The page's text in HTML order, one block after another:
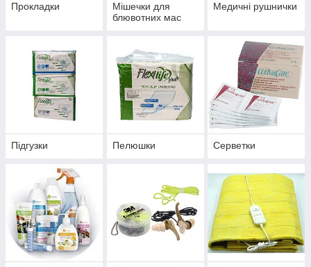
Прокладки
Мішечки для
блювотних мас
Медичні рушнички
Підгузки Пелюшки Серветки